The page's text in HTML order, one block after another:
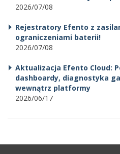
2026/07/08
Rejestratory Efento z
ograniczeniami baterii!
2026/07/08
Aktualizacja Efento Cloud:
dashboardy, diagnostyka
wewnątrz platformy
2026/06/17